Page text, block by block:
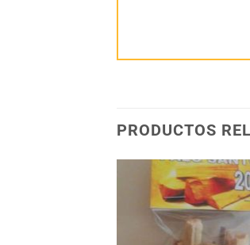
PRODUCTOS